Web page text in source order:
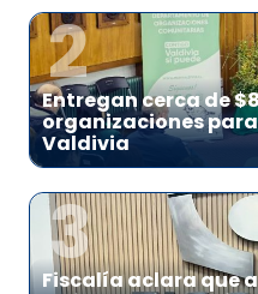
2
Entregan cerca de
organizaciones
Valdivia
3
Fiscalía aclara que